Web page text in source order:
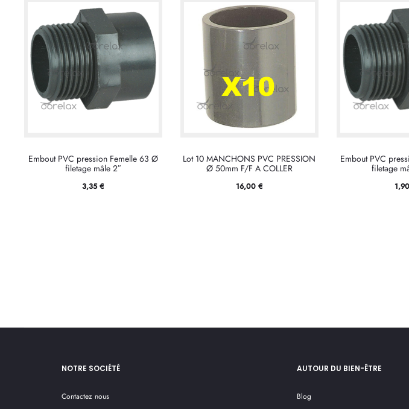
Embout PVC pression Femelle 63 Ø
filetage mâle 2″
3,35€
Lot 10 MANCHONS PVC PRESSION
Ø 50mm F/F A COLLER
16,00€
Embout PVC
filetage
1,90
NOTRE SOCIÉTÉ
Contactez nous
AUTOUR DU BIEN-ÊTRE
Blog